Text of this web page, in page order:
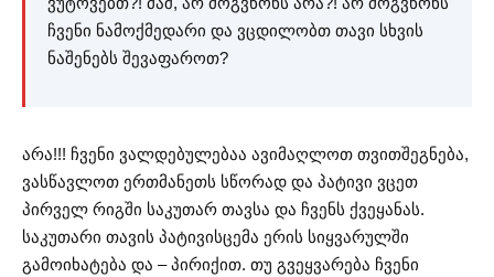
ჩვენი ნამოქმედარი და ვცდილობთ თავი სხვის
ნაშენებს შევაფაროთ?
არა!!! ჩვენი ვალდებულებაა ავიმაღლოთ თვითშეგნება,
ვასწავლოთ ერთმანეთს სწორად და პატივი ვცეთ
პირველ რიგში საკუთარ თავსა და ჩვენს ქვეყანას.
საკუთარი თავის პატივისცემა ერის სიყვარულში
გამოიხატება და – პირიქით. თუ გვეყვარება ჩვენი